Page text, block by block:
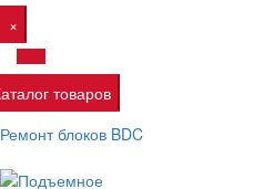
×
товаров
Ремонт блоков BDC